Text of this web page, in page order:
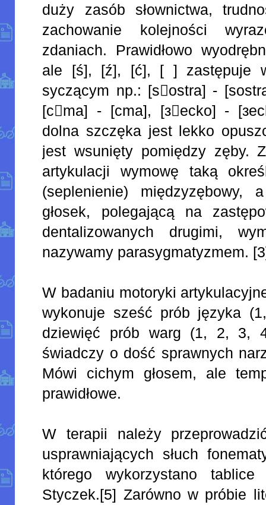
duży zasób słownictwa,
zachowanie kolejności
zdaniach. Prawidłowo
ale [ś], [ź], [ć], [ ] zastępuje
syczącym np.: [sostra] -
[cma] - [cma], [зecko] -
dolna szczęka jest lekko
jest wsunięty pomiędzy zęby.
artykulacji wymowę taką
(seplenienie) międzyzębowy,
głosek, polegającą na
dentalizowanych drugimi,
nazywamy parasygmatyzmem.
W badaniu motoryki
wykonuje sześć prób języka
dziewięć prób warg (1, 2,
świadczy o dość sprawnych
Mówi cichym głosem, ale
prawidłowe.
W terapii należy
usprawniających słuch
którego wykorzystano
Styczek.[5] Zarówno w próbie